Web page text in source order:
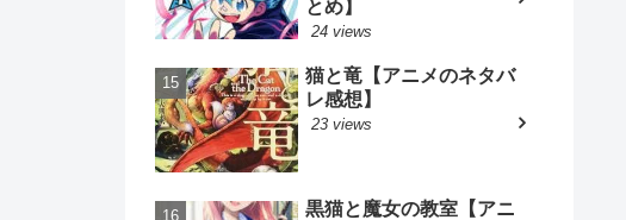
とめ】
24 views
猫と竜【アニメのネタバ
レ感想】
23 views
黒猫と魔女の教室【アニ